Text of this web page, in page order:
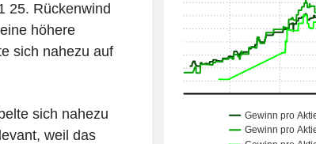
25. Rückenwind
höhere
sich nahezu auf
sich nahezu
weil das